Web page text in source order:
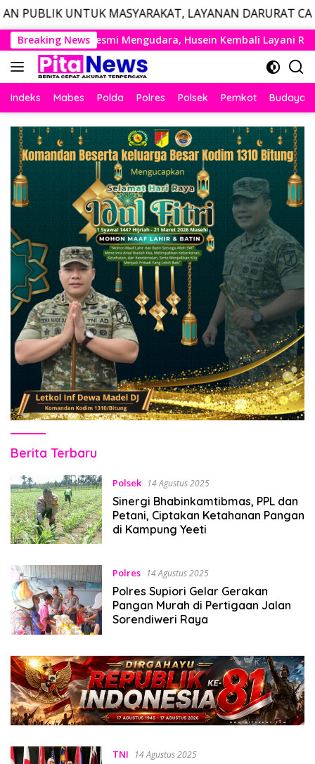
MASYARAKAT, LAYANAN DARURAT CALL CENTER
Langsung
ke
konten
Breaking News
Husein Kembali Layani Rute Berjadwal Wakil
Indeks Mabes Polda Polres Polsek Pemkot Budaya
Pitanews.com
Berita Terbaru
Polsek 14 Agustus 2025
Sinergi Bhabinkamtibmas, PPL dan
Petani, Ciptakan Ketahanan Pangan
di Kampung Yeeti
Polres 14 Agustus 2025
Polres Supiori Gelar Gerakan
Pangan Murah di Pertigaan Jalan
Sorendiweri Raya
TNI 14 Agustus 2025